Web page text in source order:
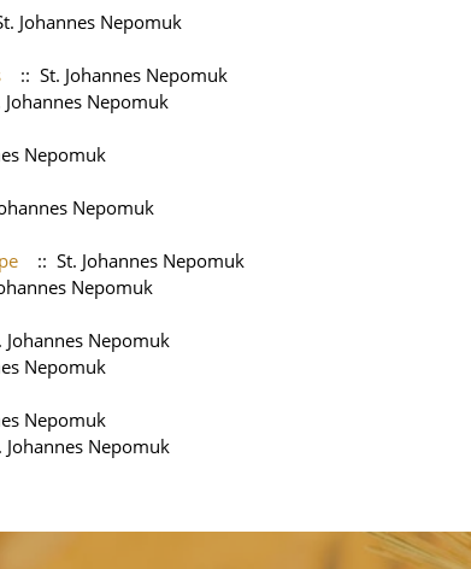
Johannes Nepomuk
:: St. Johannes Nepomuk
Johannes Nepomuk
Nepomuk
Nepomuk
:: St. Johannes Nepomuk
Nepomuk
Johannes Nepomuk
Nepomuk
Nepomuk
Johannes Nepomuk